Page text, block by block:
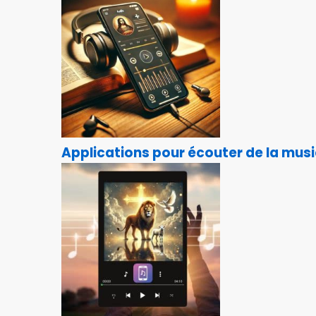
Applications pour écouter de la